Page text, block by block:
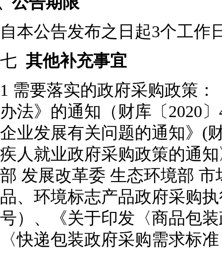
自本公告发布之日起3个工作
七 其他补充事宜
1 需要落实的政府采购政策
办法》的通知（财库〔 2020
企业发展有关问题的通知》(
疾人就业政府采购政策的通
部 发展改革委 生态环境部
品、环境标志产品政府采购
号）、《关于印发〈商品包
〈快递包装政府采购需求标